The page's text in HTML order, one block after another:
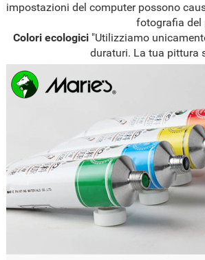
impostazioni del computer possono
fotografia del
Colori ecologici "Utilizziamo
duraturi. La tua pittura